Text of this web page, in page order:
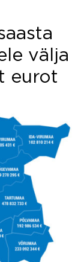
välja
eurot